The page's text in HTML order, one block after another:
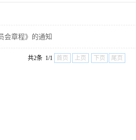
会章程》的通知
共2条 1/1 首页 上页 下页 尾页